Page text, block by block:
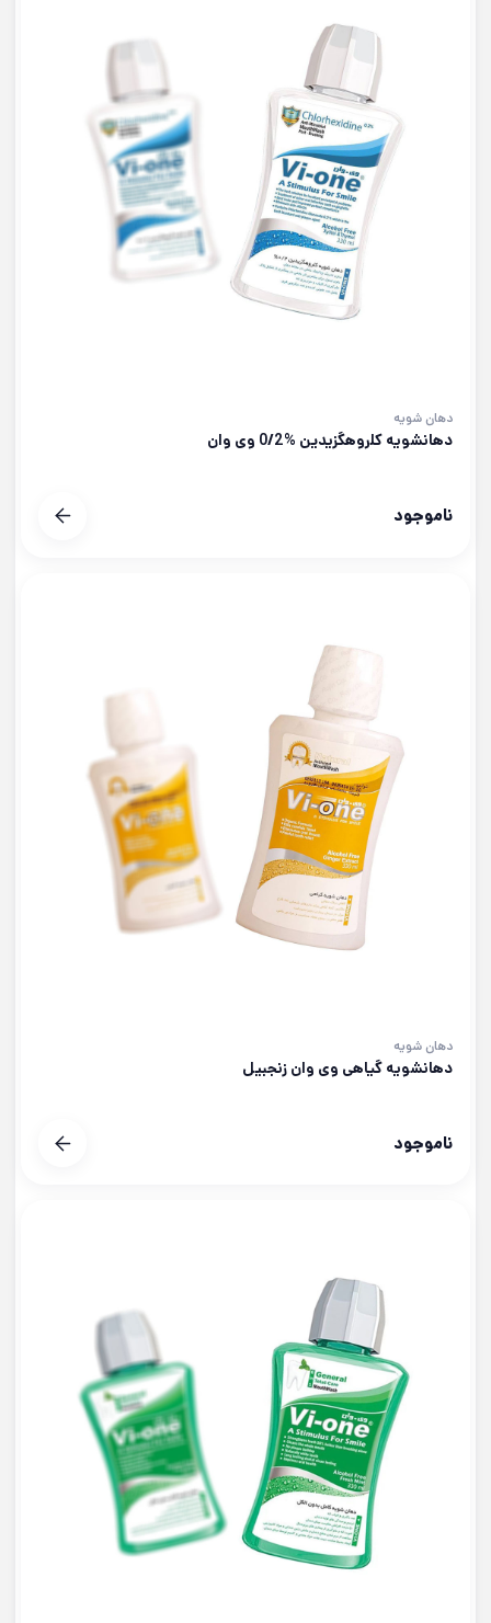
دهان شویه
دهانشویه کلروهگزیدین %0/2 وی وان
ناموجود
دهان شویه
دهانشویه گیاهی وی وان زنجبیل
ناموجود